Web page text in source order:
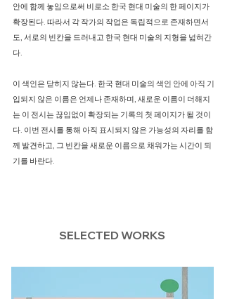
안에 함께 놓임으로써 비로소 한국 현대 미술의 한 페이지가
확장된다. 따라서 각 작가의 작업은 독립적으로 존재하면서
도, 서로의 빈칸을 드러내고 한국 현대 미술의 지형을 넓혀간
다.
이 색인은 닫히지 않는다. 한국 현대 미술의 색인 안에 아직 기
입되지 않은 이름은 언제나 존재하며, 새로운 이름이 더해지
는 이 전시는 끊임없이 확장되는 기록의 첫 페이지가 될 것이
다. 이번 전시를 통해 아직 표시되지 않은 가능성의 자리를 함
께 발견하고, 그 빈칸을 새로운 이름으로 채워가는 시간이 되
기를 바란다.
SELECTED WORKS